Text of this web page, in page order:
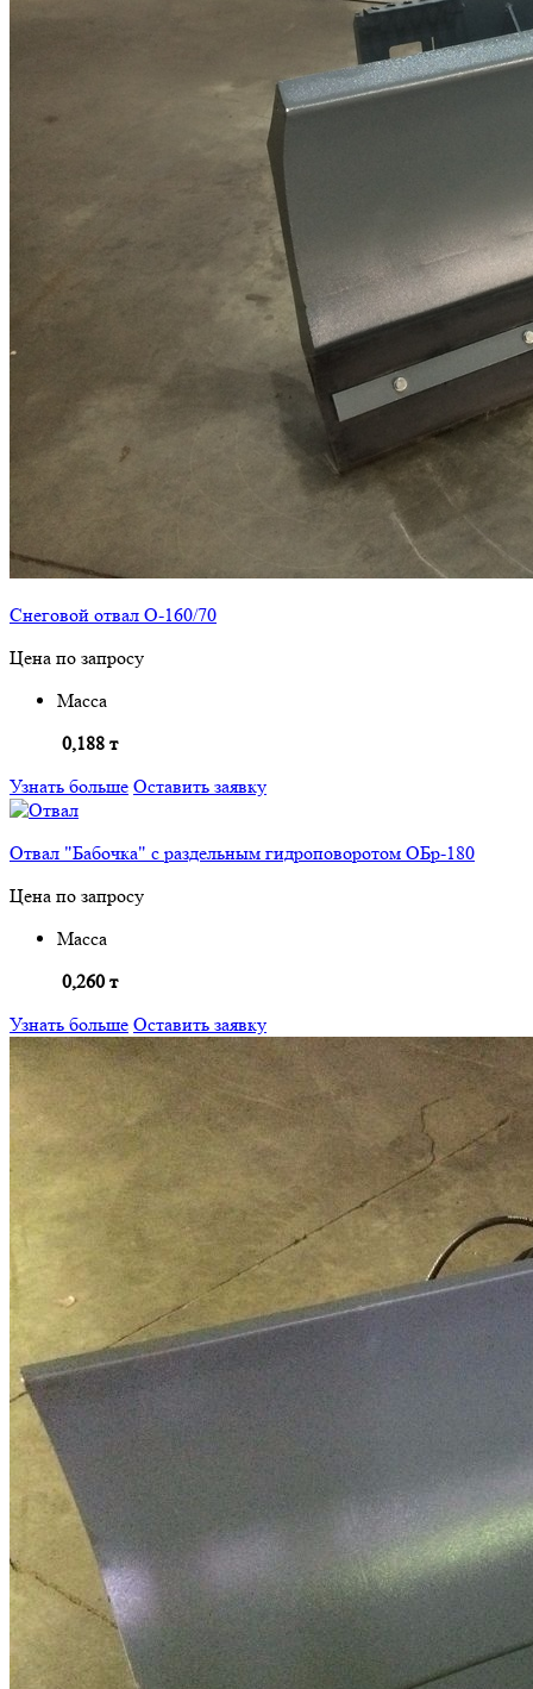
Снеговой отвал О-160/70
Цена по запросу
Масса
0,188 т
Узнать больше Оставить заявку
Отвал "Бабочка" с раздельным гидроповоротом ОБр-180
Цена по запросу
Масса
0,260 т
Узнать больше Оставить заявку